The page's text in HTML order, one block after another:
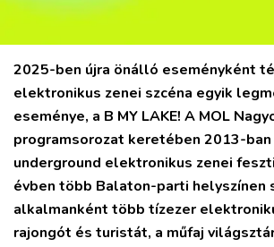
2025-ben újra önálló eseményként
elektronikus zenei szcéna egyik
eseménye, a B MY LAKE! A MOL
programsorozat keretében 2013-
underground elektronikus zenei
évben több Balaton-parti helyszínen
alkalmanként több tízezer
rajongót és turistát, a műfaj